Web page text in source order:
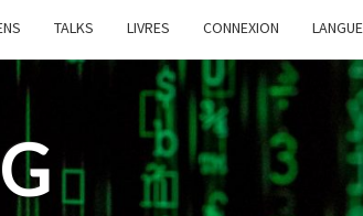
TALKS LIVRES CONNEXION